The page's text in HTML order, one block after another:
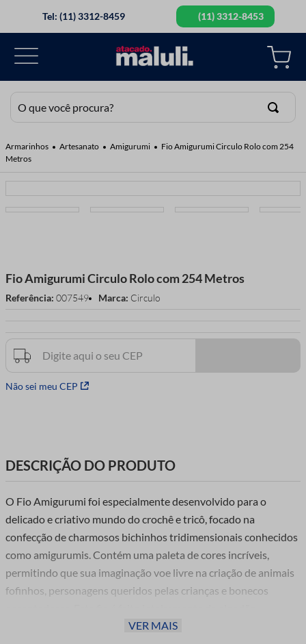
Tel: (11) 3312-8459 (11) 3312-8453
O que você procura?
Artesanato Amigurumi
Fio Amigurumi Circulo Rolo com 254
Metros
Fio Amigurumi Circulo Rolo com 254 Metros
Referência: 007549 Circulo
Não sei meu CEP
DESCRIÇÃO DO PRODUTO
O Fio Amigurumi foi especialmente desenvolvido para o
delicado e criativo mundo do crochê e tricô, focado na
confecção de charmosos bichinhos tridimensionais conhecidos
como amigurumis. Contém uma paleta de cores incríveis,
permitindo que sua imaginação voe livre na criação de animais
fofinhos, personagens queridos pelas crianças e bonecos
mercerizado, proporcionando tanto a qualidade de um
VER MAIS
TERMOS MAIS BUSCADOS
2º
botao
3º
fita cetim
agulha mao
8º
agulha
9º
tesoura
10º luli